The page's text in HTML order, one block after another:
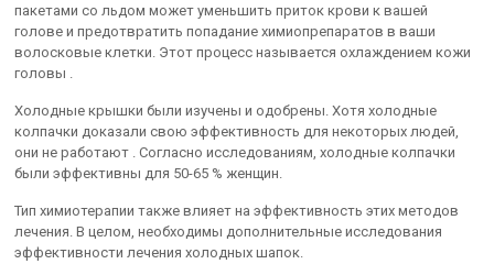
пакетами со льдом может уменьшить приток крови к вашей
голове и предотвратить попадание химиопрепаратов в ваши
волосковые клетки. Этот процесс называется охлаждением кожи
головы .
Холодные крышки были изучены и одобрены. Хотя холодные
колпачки доказали свою эффективность для некоторых людей,
они не работают . Согласно исследованиям, холодные колпачки
были эффективны для 50-65 % женщин.
Тип химиотерапии также влияет на эффективность этих методов
лечения. В целом, необходимы дополнительные исследования
эффективности лечения холодных шапок.